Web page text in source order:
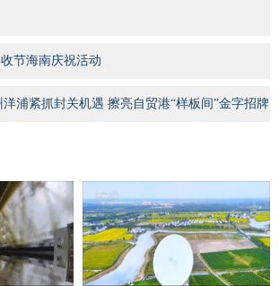
节海南庆祝活动
洋浦紧抓封关机遇 擦亮自贸港“样板间”金字招牌